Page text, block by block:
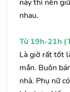
này thì nên
nhau.
Từ 19h-21h
Là giờ rất tốt
mắn. Buôn
nhà. Phụ nữ